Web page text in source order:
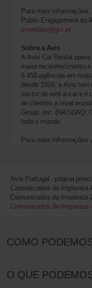
Para mais
Public Engagement da
smendes@gci.pt
Sobre a Avis
A Avis Car Rental
maior reconhecimento
5.450 agências em
desde 1959, a Avis
sector de rent-a-car e
de clientes a nível
Group, Inc. (NASDAQ:
todo o mundo.
Para mais informações
Avis Portugal - página
Comunicados de Imprensa
Comunicados de Imprensa
Comunicados de Imprensa
COMO
O QUE